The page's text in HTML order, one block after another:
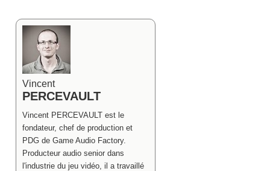
Vincent
PERCEVAULT
Vincent PERCEVAULT est le
fondateur, chef de production et
PDG de Game Audio Factory.
Producteur audio senior dans
l'industrie du jeu vidéo, il a travaillé